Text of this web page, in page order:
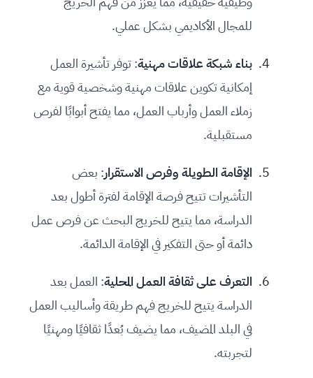
للمجال الأكاديمي بشكل عملي.
بناء شبكة علاقات مهنية: توفر تأشيرة العمل
إمكانية تكوين علاقات مهنية وشخصية قوية مع
زملاء العمل وأرباب العمل، مما يفتح أبوابًا لفرص
مستقبلية.
الإقامة الطويلة وفرص الاستقرار: بعض
التأشيرات تتيح فرصة الإقامة لفترة أطول بعد
الدراسة، مما يتيح للخريج البحث عن فرص عمل
دائمة أو حتى التفكير في الإقامة الدائمة.
التعرف على ثقافة العمل المحلية: العمل بعد
الدراسة يتيح للخريج فهم طريقة وأساليب العمل
في البلد المضيف، مما يضيف بُعدًا ثقافيًا ومهنيًا
لتجربته.